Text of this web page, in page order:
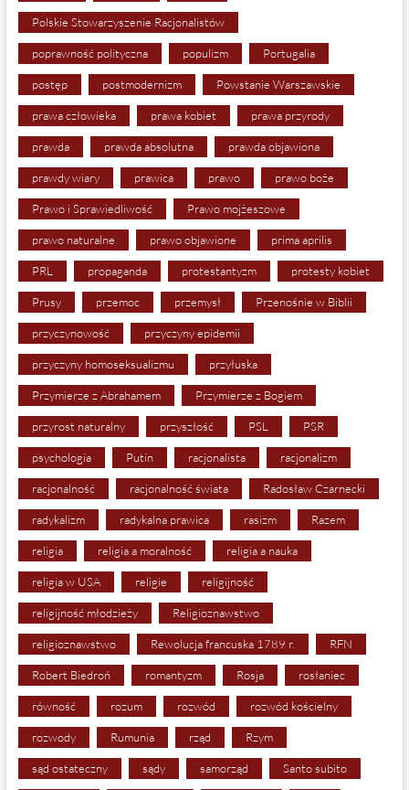
Polskie Stowarzyszenie Racjonalistów
poprawność polityczna populizm Portugalia
postęp postmodernizm Powstanie Warszawskie
prawa człowieka prawa kobiet prawa przyrody
prawda prawda absolutna prawda objawiona
prawdy wiary prawica prawo prawo boże
Prawo i Sprawiedliwość Prawo mojżeszowe
prawo naturalne prawo objawione prima aprilis
PRL propaganda protestantyzm protesty kobiet
Prusy przemoc przemysł Przenośnie w Biblii
przyczynowość przyczyny epidemii
przyczyny homoseksualizmu przyłuska
Przymierze z Abrahamem Przymierze z Bogiem
przyrost naturalny przyszłość PSL PSR
psychologia Putin racjonalista racjonalizm
racjonalność racjonalność świata Radosław Czarnecki
radykalizm radykalna prawica rasizm Razem
religia religia a moralność religia a nauka
religia w USA religie religijność
religijność młodzieży Religioznawstwo
religioznawstwo Rewolucja francuska 1789 r. RFN
Robert Biedroń romantyzm Rosja rosłaniec
równość rozum rozwód rozwód kościelny
rozwody Rumunia rząd Rzym
sąd ostateczny sądy samorząd Santo subito